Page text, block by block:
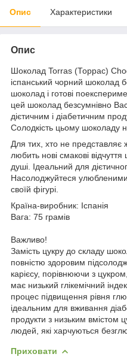
Опис Характеристики
Опис
Шоколад Torras (Торрас)
іспанський чорний шоколад
шоколад і готові
цей шоколад безсумнівно
дієтичним і діабетичним
Солодкість цьому шоколаду
Для тих, хто не представляє
любить нові смакові
душі. Ідеальний для
Насолоджуйтеся
своїй фігурі.
Країна-виробник: Іспанія
Вага: 75 грамів
Важливо!
Замість цукру до складу
повністю здоровим
карієсу, порівнюючи з
має низький глікемічний
процес підвищення рівня
ідеальним для вживання
продукти з низьким вмістом
людей, які харчуються
Приховати